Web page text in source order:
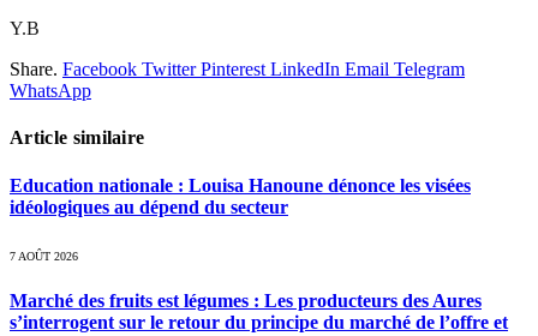
Y.B
Share. Facebook Twitter Pinterest LinkedIn Email Telegram
WhatsApp
Article similaire
Education nationale : Louisa Hanoune dénonce les visées
idéologiques au dépend du secteur
7 AOÛT 2026
Marché des fruits est légumes : Les producteurs des Aures
s’interrogent sur le retour du principe du marché de l’offre et